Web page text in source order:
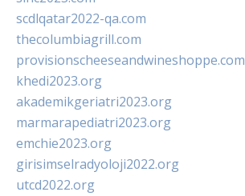
scdlqatar2022-qa.com
thecolumbiagrill.com
provisionscheeseandwineshoppe.com
khedi2023.org
akademikgeriatri2023.org
marmarapediatri2023.org
emchie2023.org
girisimselradyoloji2022.org
utcd2022.org